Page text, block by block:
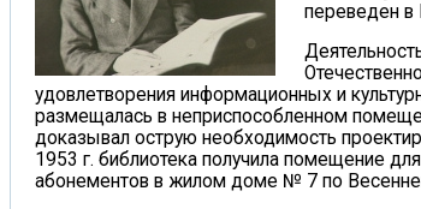
переведен в
удовлетворения информационных и
размещалась в неприспособленном
доказывал острую необходимость
1953 г. библиотека получила помещение
абонементов в жилом доме № 7 по